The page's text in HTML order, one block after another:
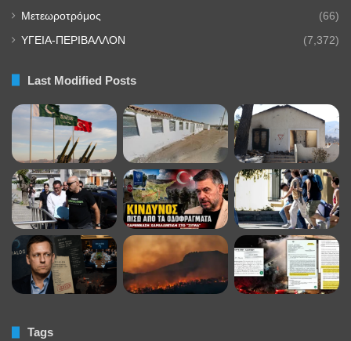
Μετεωροτρόμος (66)
ΥΓΕΙΑ-ΠΕΡΙΒΑΛΛΟΝ (7,372)
Last Modified Posts
Tags